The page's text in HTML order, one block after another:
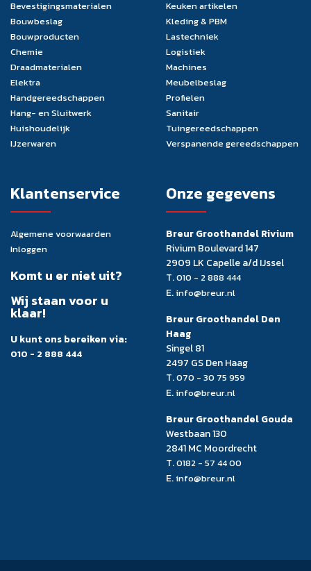
Bevestigingsmaterialen
Bouwbeslag
Bouwproducten
Chemie
Draadmaterialen
Elektra
Handgereedschappen
Hang- en Sluitwerk
Huishoudelijk
IJzerwaren
Keuken artikelen
Kleding & PBM
Lastechniek
Logistiek
Machines
Meubelbeslag
Profielen
Sanitair
Tuingereedschappen
Verspanende gereedschappen
Klantenservice
Algemene voorwaarden
Inloggen
Komt u er niet uit?
Wij staan voor u
klaar!
U kunt ons bereiken via:
010 - 2 888 444
Onze gegevens
Breur Groothandel Rivium
Rivium Boulevard 147
2909 LK Capelle a/d IJssel
T.010 - 2 888 444
E. info@breur.nl
Breur Groothandel Den
Haag
Singel 81
2497 GS Den Haag
T.070 - 30 75 959
E. info@breur.nl
Breur Groothandel Gouda
Westbaan 130
2841 MC Moordrecht
T.0182 - 57 44 00
E. info@breur.nl